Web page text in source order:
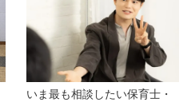
いま最も相談したい保育士・